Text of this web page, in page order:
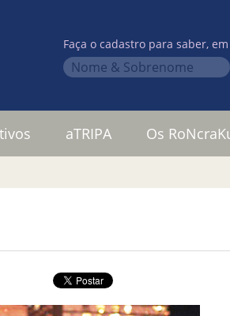
Faça o cadastro para saber,
aTRIPA Os